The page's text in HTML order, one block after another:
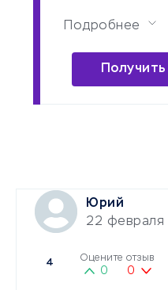
Получить
Подробнее
Юрий
22 февраля
4 Оцените отзыв
0 0